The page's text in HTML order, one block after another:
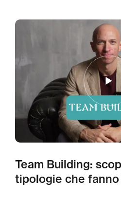
Team Building:
tipologie che